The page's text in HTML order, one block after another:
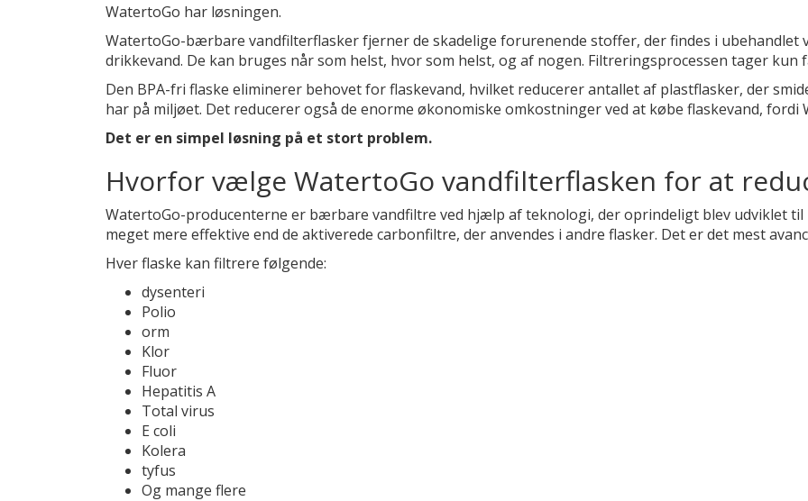
WatertoGo har løsningen.
WatertoGo-bærbare vandfilterflasker fjerner de skadelige forurenende stoffer, der findes i ubehandlet
drikkevand. De kan bruges når som helst, hvor som helst, og af nogen. Filtreringsprocessen tager kun
Den BPA-fri flaske eliminerer behovet for flaskevand, hvilket reducerer antallet af plastflasker, der
har på miljøet. Det reducerer også de enorme økonomiske omkostninger ved at købe flaskevand, fordi
Det er en simpel løsning på et stort problem.
Hvorfor vælge WatertoGo vandfilterflasken for at
WatertoGo-producenterne er bærbare vandfiltre ved hjælp af teknologi, der oprindeligt blev udviklet til
meget mere effektive end de aktiverede carbonfiltre, der anvendes i andre flasker. Det er det mest
Hver flaske kan filtrere følgende:
dysenteri
Polio
orm
Klor
Fluor
Hepatitis A
Total virus
E coli
Kolera
tyfus
Og mange flere